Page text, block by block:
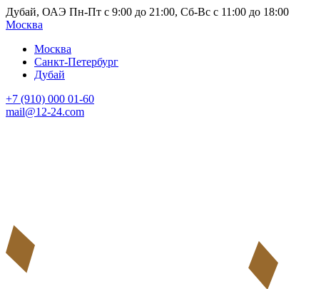
Дубай, ОАЭ Пн-Пт с 9:00 до 21:00, Сб-Вс с 11:00 до 18:00
Москва
Москва
Санкт-Петербург
Дубай
+7 (910) 000 01-60
mail@12-24.com